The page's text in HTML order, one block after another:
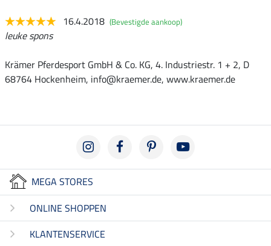
16.4.2018 (Bevestigde aankoop)
leuke spons
Krämer Pferdesport GmbH & Co. KG, 4. Industriestr. 1 + 2, D
68764 Hockenheim, info@kraemer.de, www.kraemer.de
MEGA STORES
ONLINE SHOPPEN
KLANTENSERVICE